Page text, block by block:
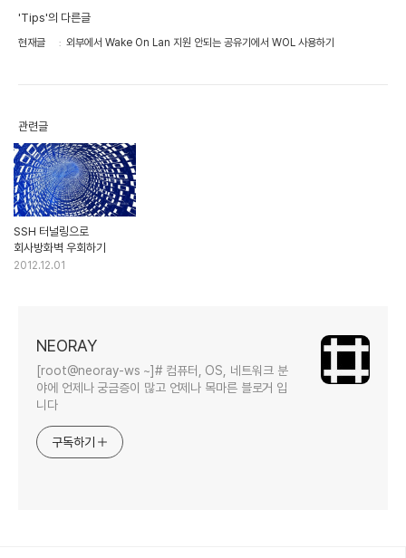
'Tips'의 다른글
현재글 외부에서 Wake On Lan 지원 안되는 공유기에서 WOL 사용하기
관련글
SSH 터널링으로
회사방화벽 우회하기
2012.12.01
NEORAY
[root@neoray-ws ~]# 컴퓨터, OS, 네트워크 분
야에 언제나 궁금증이 많고 언제나 목마른 블로거 입
니다
구독하기